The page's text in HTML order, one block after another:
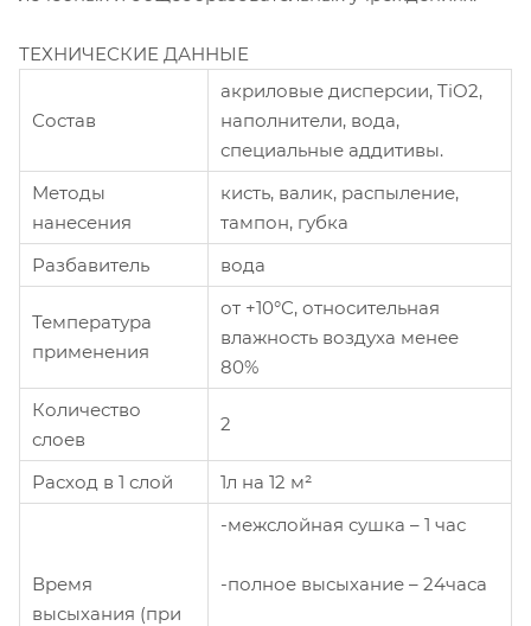
ТЕХНИЧЕСКИЕ ДАННЫЕ
Состав
акриловые дисперсии, TiO2,
наполнители, вода,
специальные аддитивы.
Методы
нанесения
кисть, валик, распыление,
тампон, губка
Разбавитель
вода
Температура
применения
от +10°С, относительная
влажность воздуха менее
80%
Количество
слоев
2
Расход в 1 слой 1л на 12 м²
Время
высыхания (при
-межслойная сушка – 1 час
-полное высыхание – 24часа